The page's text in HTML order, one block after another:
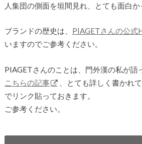
人集団の側面を垣間見れ、とても面白か
ブランドの歴史は、 PIAGETさんの公式
いますのでご参考ください。
PIAGETさんのことは、門外漢の私が語
こちらの記事
、とても詳しく書かれ
でリンク貼っておきます。
ご参考ください。